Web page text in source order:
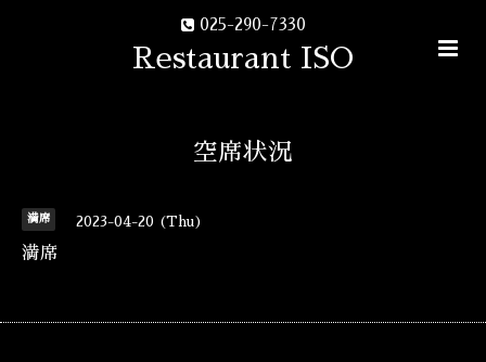
025-290-7330
Restaurant ISO
空席状況
満席 2023-04-20 (Thu)
満席